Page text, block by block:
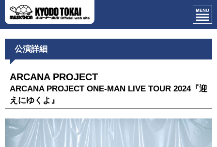
公演詳細
ARCANA PROJECT
ARCANA PROJECT ONE-MAN LIVE TOUR 2024『迎
えにゆくよ』